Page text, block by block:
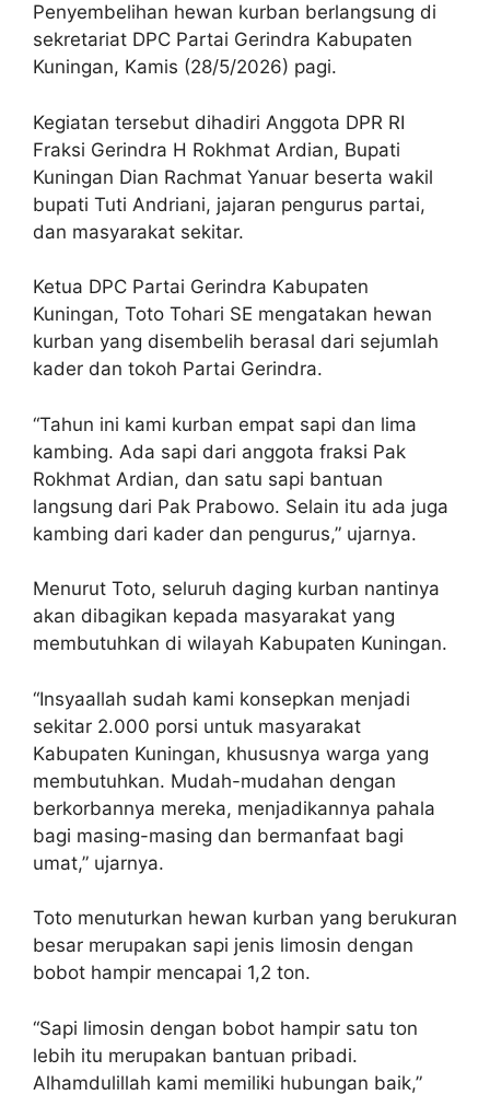
Penyembelihan hewan kurban berlangsung di
sekretariat DPC Partai Gerindra Kabupaten
Kuningan, Kamis (28/5/2026) pagi.
Kegiatan tersebut dihadiri Anggota DPR RI
Fraksi Gerindra H Rokhmat Ardian, Bupati
Kuningan Dian Rachmat Yanuar beserta wakil
bupati Tuti Andriani, jajaran pengurus partai,
dan masyarakat sekitar.
Ketua DPC Partai Gerindra Kabupaten
Kuningan, Toto Tohari SE mengatakan hewan
kurban yang disembelih berasal dari sejumlah
kader dan tokoh Partai Gerindra.
“Tahun ini kami kurban empat sapi dan lima
kambing. Ada sapi dari anggota fraksi Pak
Rokhmat Ardian, dan satu sapi bantuan
langsung dari Pak Prabowo. Selain itu ada juga
kambing dari kader dan pengurus,” ujarnya.
Menurut Toto, seluruh daging kurban nantinya
akan dibagikan kepada masyarakat yang
membutuhkan di wilayah Kabupaten Kuningan.
“Insyaallah sudah kami konsepkan menjadi
sekitar 2.000 porsi untuk masyarakat
Kabupaten Kuningan, khususnya warga yang
membutuhkan. Mudah-mudahan dengan
berkorbannya mereka, menjadikannya pahala
bagi masing-masing dan bermanfaat bagi
umat,” ujarnya.
Toto menuturkan hewan kurban yang berukuran
besar merupakan sapi jenis limosin dengan
bobot hampir mencapai 1,2 ton.
“Sapi limosin dengan bobot hampir satu ton
lebih itu merupakan bantuan pribadi.
Alhamdulillah kami memiliki hubungan baik,”